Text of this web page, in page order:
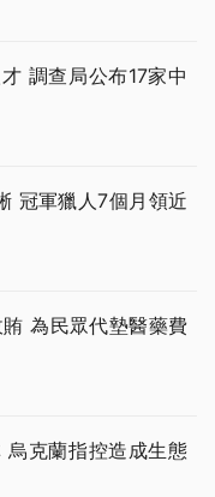
調查局公布17家中
冠軍獵人7個月領近
為民眾代墊醫藥費
克蘭指控造成生態